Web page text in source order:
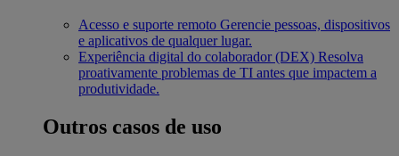
Acesso e suporte remoto Gerencie pessoas, dispositivos
e aplicativos de qualquer lugar.
Experiência digital do colaborador (DEX) Resolva
proativamente problemas de TI antes que impactem a
produtividade.
Outros casos de uso